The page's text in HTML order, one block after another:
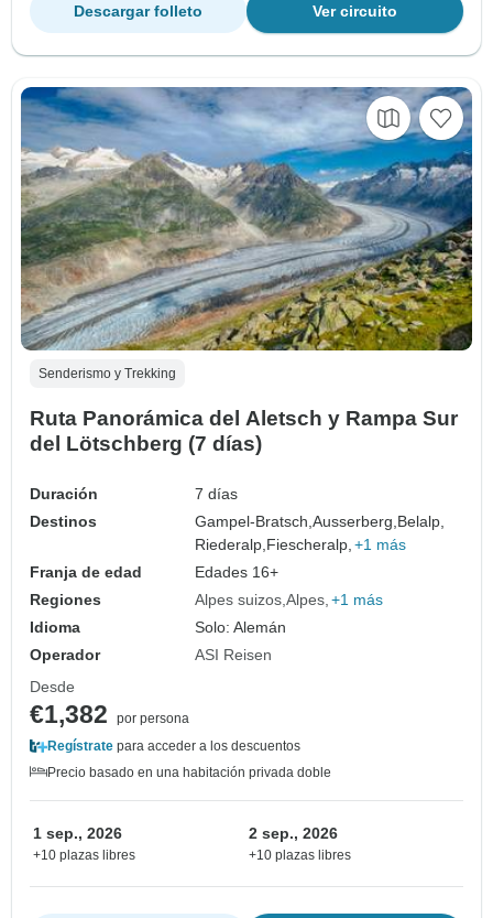
Ver circuito
Descargar folleto
Senderismo y Trekking
Ruta Panorámica del Aletsch y Rampa Sur
del Lötschberg (7 días)
Duración
7 días
Destinos
Gampel-Bratsch,Ausserberg, Belalp,
Riederalp, Fiescheralp, +1 más
Franja de edad
Edades 16+
Regiones
Alpes suizos Alpes +1 más
Idioma
Solo: Alemán
Operador
ASI Reisen
Desde
€1,382
por persona
Regístrate para acceder a los descuentos
Precio basado en una habitación privada doble
1 sep., 2026
+10 plazas libres
2 sep., 2026
+10 plazas libres